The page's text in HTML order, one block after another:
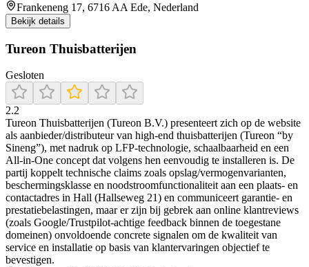
Frankeneng 17, 6716 AA Ede, Nederland
Bekijk details
Tureon Thuisbatterijen
Gesloten
2.2
Tureon Thuisbatterijen (Tureon B.V.) presenteert zich op de website
als aanbieder/distributeur van high-end thuisbatterijen (Tureon “by
Sineng”), met nadruk op LFP-technologie, schaalbaarheid en een
All-in-One concept dat volgens hen eenvoudig te installeren is. De
partij koppelt technische claims zoals opslag/vermogenvarianten,
beschermingsklasse en noodstroomfunctionaliteit aan een plaats- en
contactadres in Hall (Hallseweg 21) en communiceert garantie- en
prestatiebelastingen, maar er zijn bij gebrek aan online klantreviews
(zoals Google/Trustpilot-achtige feedback binnen de toegestane
domeinen) onvoldoende concrete signalen om de kwaliteit van
service en installatie op basis van klantervaringen objectief te
bevestigen.